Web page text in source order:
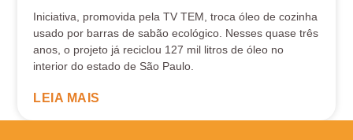
Iniciativa, promovida pela TV TEM, troca óleo de cozinha
usado por barras de sabão ecológico. Nesses quase três
anos, o projeto já reciclou 127 mil litros de óleo no
interior do estado de São Paulo.
LEIA MAIS